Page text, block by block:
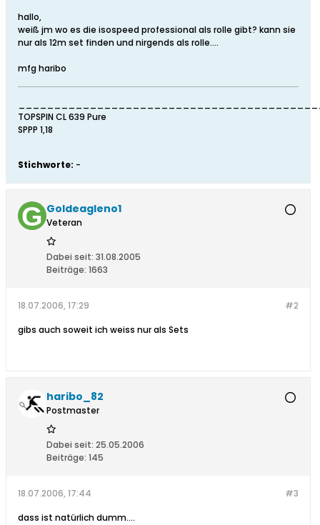
hallo,
weiß jm wo es die isospeed professional als rolle gibt? kann sie
nur als 12m set finden und nirgends als rolle....
mfg haribo
TOPSPIN CL 639 Pure
SPPP 1,18
Stichworte: -
Goldeagleno1
Veteran
Dabei seit: 31.08.2005
Beiträge: 1663
#2
18.07.2006, 17:29
gibs auch soweit ich weiss nur als Sets
haribo_82
Postmaster
Dabei seit: 25.05.2006
Beiträge: 145
#3
18.07.2006, 17:44
dass ist natürlich dumm....